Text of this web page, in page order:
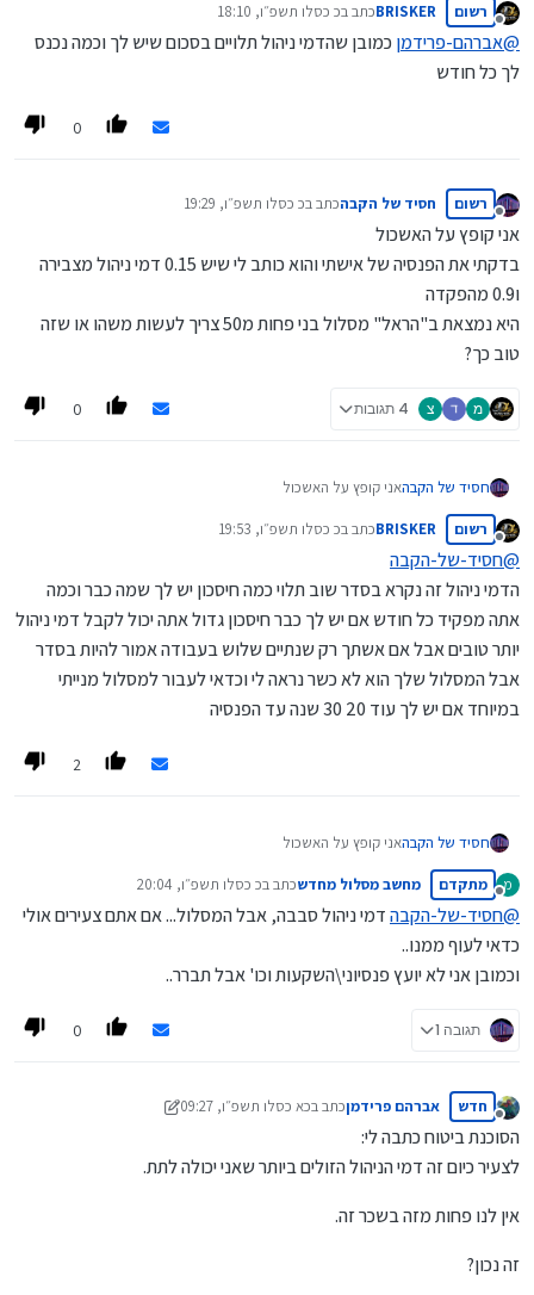
מנותק
רשום BRISKERכתב בכ כסלו תשפ״ו, 18:10
נערך לאחרונה על ידי
@אברהם-פרידמןכמובן שהדמי ניהול תלויים בסכום שיש לך וכמה נכנס
לך כל חודש
0
מנותק
רשום חסיד של הקבהכתב בכ כסלו תשפ״ו, 19:29
נערך לאחרונה על ידי
אני קופץ על האשכול
בדקתי את הפנסיה של אישתי והוא כותב לי שיש 0.15 דמי ניהול מצבירה
ו0.9 מהפקדה
היא נמצאת ב"הראל" מסלול בני פחות מ50 צריך לעשות משהו או שזה
טוב כך?
מ צ 4 תגובות 0
חסיד של הקבהאני קופץ על האשכול
מצבירה ו0.9 מהפקדה
מנותק
רשום BRISKERכתב בכ כסלו תשפ״ו, 19:53
נערך לאחרונה על ידי
@חסיד-של-הקבה
הדמי ניהול זה נקרא בסדר שוב תלוי כמה חיסכון יש לך שמה כבר וכמה
אתה מפקיד כל חודש אם יש לך כבר חיסכון גדול אתה יכול לקבל דמי ניהול
יותר טובים אבל אם אשתך רק שנתיים שלוש בעבודה אמור להיות בסדר
אבל המסלול שלך הוא לא כשר נראה לי וכדאי לעבור למסלול מנייתי
במיוחד אם יש לך עוד 20 30 שנה עד הפנסיה
2
חסיד של הקבהאני קופץ על האשכול
מצבירה ו0.9 מהפקדה
היא נמצאת ב"הראל" מסלול בני פחות מ50 צריך לעשות משהו או
מ
מנותק
מתקדם מחשב מסלול מחדשכתב בכ כסלו תשפ״ו, 20:04
נערך לאחרונה על ידי
@חסיד-של-הקבהדמי ניהול סבבה, אבל המסלול... אם אתם צעירים אולי
כדאי לעוף ממנו..
וכמובן אני לא יועץ פנסיוני\השקעות וכו' אבל תברר..
תגובה 1 0
מנותק
חדש אברהם פרידמןכתב בכא כסלו תשפ״ו, 09:27
נערך לאחרונה על ידי אברהם פרידמן
הסוכנת ביטוח כתבה לי:
לצעיר כיום זה דמי הניהול הזולים ביותר שאני יכולה לתת.
אין לנו פחות מזה בשכר זה.
זה נכון?